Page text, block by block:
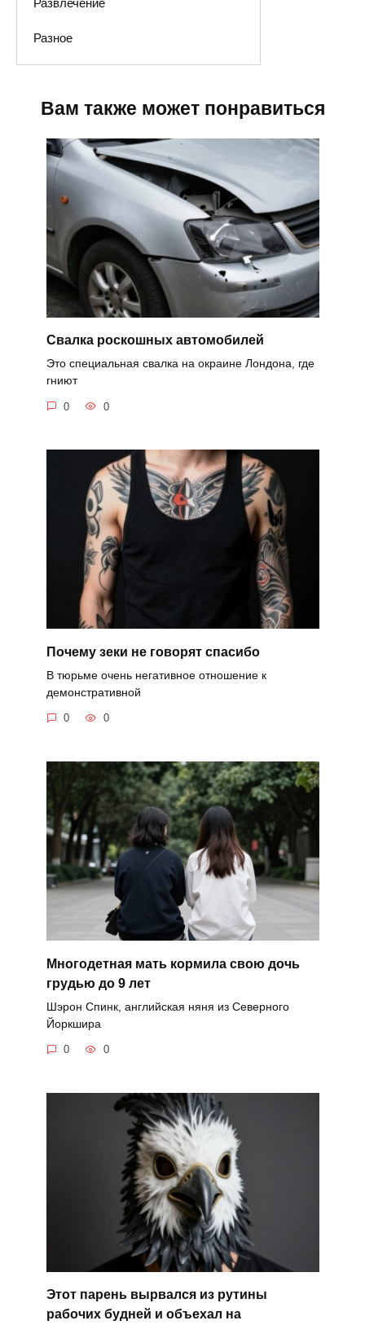
Разное
Вам также может понравиться
Свалка роскошных автомобилей
Это специальная свалка на окраине Лондона, где
гниют
0 0
Почему зеки не говорят спасибо
В тюрьме очень негативное отношение к
демонстративной
0 0
Многодетная мать кормила свою дочь
грудью до 9 лет
Шэрон Спинк, английская няня из Северного
Йоркшира
0 0
Этот парень вырвался из рутины
рабочих будней и объехал на